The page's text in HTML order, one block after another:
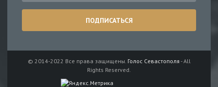
© 2014-2022 Все права защищены. Голос Севастополя - All
Rights Reserved.